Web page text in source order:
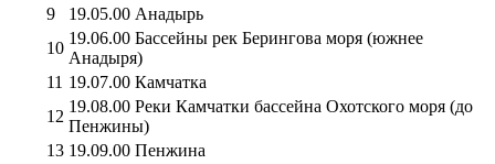
9
19.05.00 Анадырь
10
19.06.00 Бассейны рек Берингова моря (южнее
Анадыря)
11 19.07.00 Камчатка
12
19.08.00 Реки Камчатки бассейна Охотского моря (до
Пенжины)
13 19.09.00 Пенжина